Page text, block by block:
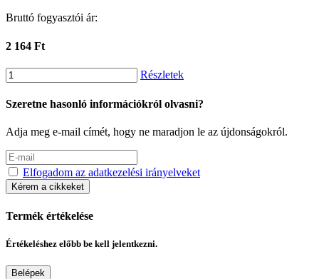
Bruttó fogyasztói ár:
2 164 Ft
Részletek
Szeretne hasonló információkról olvasni?
Adja meg e-mail címét, hogy ne maradjon le az újdonságokról.
Elfogadom az adatkezelési irányelveket
Kérem a cikkeket
Termék értékelése
Értékeléshez előbb be kell jelentkezni.
Belépek